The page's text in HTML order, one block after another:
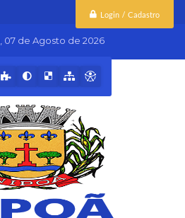
Login / Cadastro
07 de Agosto de 2026